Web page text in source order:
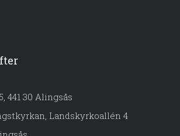
441 30 Alingsås
Landskyrkoallén 4